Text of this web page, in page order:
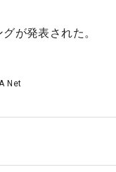
が発表された。
Net